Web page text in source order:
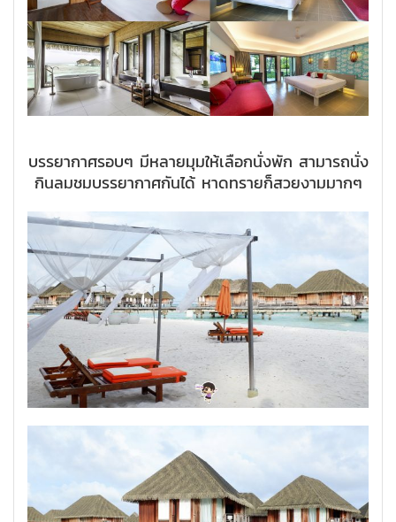
บรรยากาศรอบๆ มีหลายมุมให้เลือกนั่งพัก สามารถนั่ง
กินลมชมบรรยากาศกันได้ หาดทรายก็สวยงามมากๆ